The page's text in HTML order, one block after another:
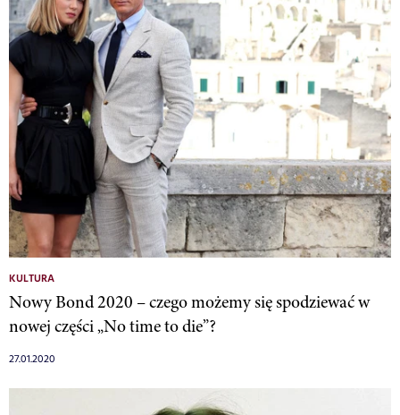
KULTURA
Nowy Bond 2020 – czego możemy się spodziewać w
nowej części „No time to die”?
27.01.2020